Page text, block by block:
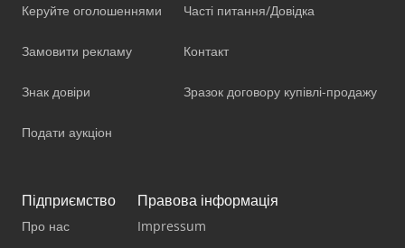
Керуйте оголошеннями
Замовити рекламу
Знак довіри
Подати аукціон
Часті питання/Довідка
Контакт
Зразок договору купівлі-продажу
Підприємство
Про нас
Правова інформація
Impressum